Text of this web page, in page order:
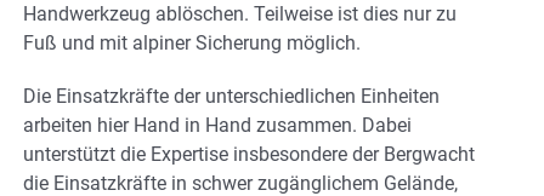
Handwerkzeug ablöschen. Teilweise ist dies nur zu
Fuß und mit alpiner Sicherung möglich.
Die Einsatzkräfte der unterschiedlichen Einheiten
arbeiten hier Hand in Hand zusammen. Dabei
unterstützt die Expertise insbesondere der Bergwacht
die Einsatzkräfte in schwer zugänglichem Gelände,